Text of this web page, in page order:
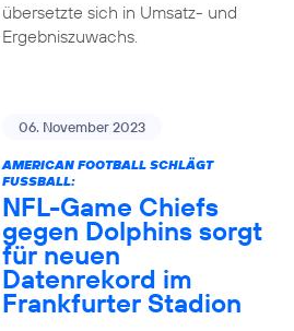
übersetzte sich in Umsatz- und
Ergebniszuwachs.
06. November 2023
AMERICAN FOOTBALL SCHLÄGT
FUSSBALL:
NFL-Game Chiefs
gegen Dolphins sorgt
für neuen
Datenrekord im
Frankfurter Stadion